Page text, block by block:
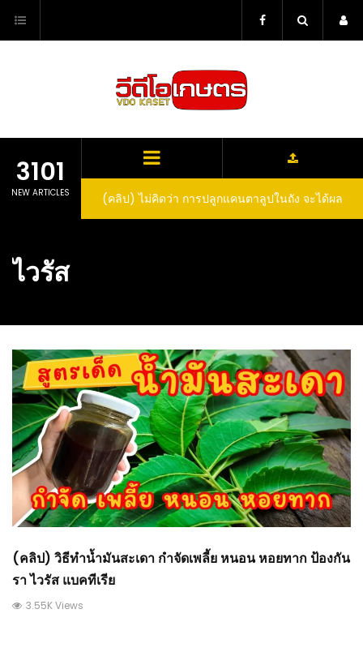
content
3101
NEW ARTICLES
(คลิป) ไม่คิดว่า การปลูกแคนตาลูปในถัง จะได้ผล
ลูกโตและหวานขนาดนี้ I didn’t expect that
ไวรัส
(คลิป) วิธีทำน้ำมันสะเดา กำจัดเพลี้ย หนอน หอยทาก ป้องกัน
รา ไวรัส แบคทีเรีย
3.55K Views